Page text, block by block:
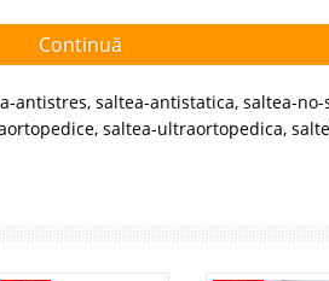
Continuă
antistres, saltea-antistatica, saltea-no-
, saltea-ultraortopedica,